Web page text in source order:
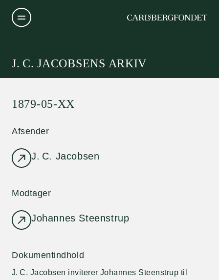
J. C. JACOBSENS ARKIV
1879-05-XX
Afsender
J. C. Jacobsen
Modtager
Johannes Steenstrup
Dokumentindhold
J. C. Jacobsen inviterer Johannes Steenstrup til